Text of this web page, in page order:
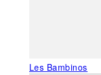
Les Bambinos